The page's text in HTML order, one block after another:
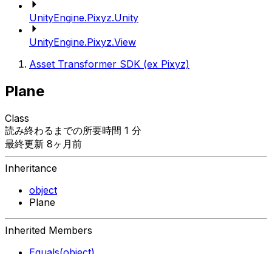
UnityEngine.Pixyz.Unity
UnityEngine.Pixyz.View
Asset Transformer SDK (ex Pixyz)
Plane
Class
読み終わるまでの所要時間 1 分
最終更新 8ヶ月前
Inheritance
object
Plane
Inherited Members